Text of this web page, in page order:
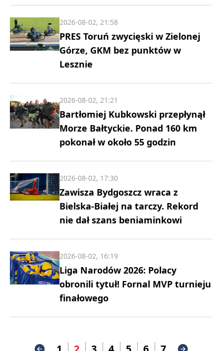
PRES Toruń zwycięski w Zielonej
Górze, GKM bez punktów w
Lesznie
2026-08-02, 21:58
Bartłomiej Kubkowski przepłynął
Morze Bałtyckie. Ponad 160 km
pokonał w około 55 godzin
2026-08-02, 21:21
Zawisza Bydgoszcz wraca z
Bielska-Białej na tarczy. Rekord
nie dał szans beniaminkowi
2026-08-02, 17:30
Liga Narodów 2026: Polacy
obronili tytuł! Fornal MVP turnieju
finałowego
2026-08-02, 16:19